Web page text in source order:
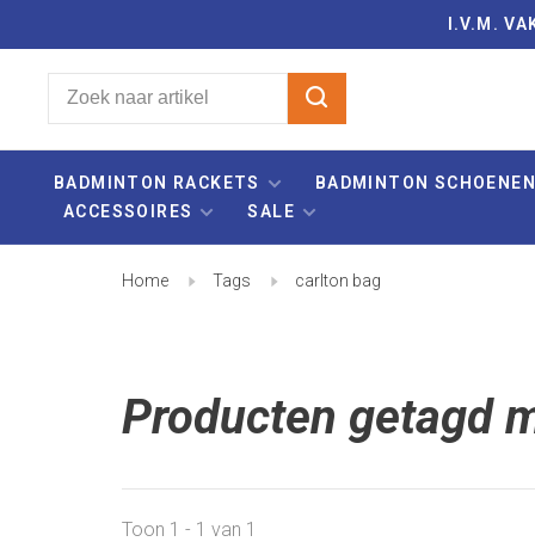
I.V.M.
BADMINTON RACKETS
BADMINTON
ACCESSOIRES
SALE
Home Tags carlton bag
Producten getagd
Toon 1 - 1 van 1